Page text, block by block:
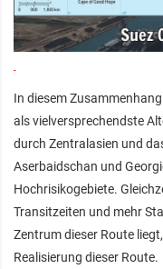
In diesem
als vielversprechendste
durch Zentralasien und
Aserbaidschan und
Hochrisikogebiete.
Transitzeiten und mehr
Zentrum dieser Route
Realisierung dieser Route.